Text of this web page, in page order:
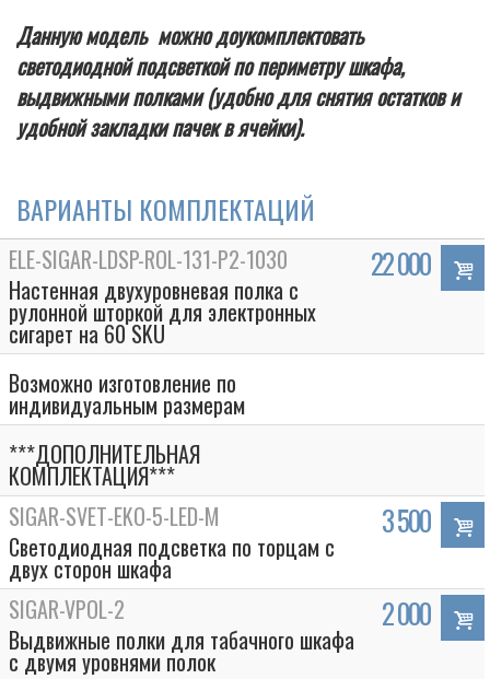
Данную модель можно доукомплектовать
светодиодной подсветкой по периметру шкафа,
выдвижными полками (удобно для снятия остатков и
удобной закладки пачек в ячейки).
ВАРИАНТЫ КОМПЛЕКТАЦИЙ
ELE-SIGAR-LDSP-ROL-131-P2-1030
Настенная двухуровневая полка с
рулонной шторкой для электронных
сигарет на 60 SKU
22 000
Возможно изготовление по
индивидуальным размерам
***ДОПОЛНИТЕЛЬНАЯ
КОМПЛЕКТАЦИЯ***
SIGAR-SVET-EKO-5-LED-M
Светодиодная подсветка по торцам с
двух сторон шкафа
3 500
SIGAR-VPOL-2
Выдвижные полки для табачного шкафа
с двумя уровнями полок
2 000